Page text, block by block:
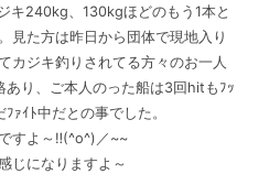
キ240kg、130kgほどのもう1本と
見た方は昨日から団体で現地入り
カジキ釣りされてる方々のお一人
あり、ご本人のった船は3回hitもﾌｯ
ｧｲﾄ中だとの事でした。
すよ～‼(^o^)／~~
じになりますよ～